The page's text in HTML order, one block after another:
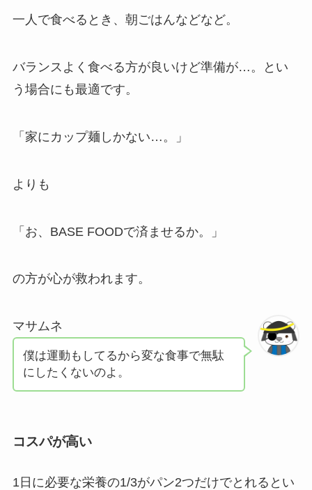
一人で食べるとき、朝ごはんなどなど。
バランスよく食べる方が良いけど準備が…。とい
う場合にも最適です。
「家にカップ麺しかない…。」
よりも
「お、BASE FOODで済ませるか。」
の方が心が救われます。
マサムネ
僕は運動もしてるから変な食事で無駄
にしたくないのよ。
コスパが高い
1日に必要な栄養の1/3がパン2つだけでとれるとい